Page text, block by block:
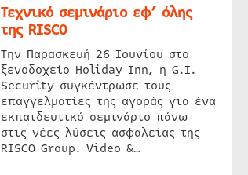
Τεχνικό σεμινάριο εφ’ όλης
της RISCO
Την Παρασκευή 26 Ιουνίου στο
ξενοδοχείο Holiday Inn, η G.I.
Security συγκέντρωσε τους
επαγγελματίες της αγοράς για ένα
εκπαιδευτικό σεμινάριο πάνω
στις νέες λύσεις ασφαλείας της
RISCO Group. Video &…